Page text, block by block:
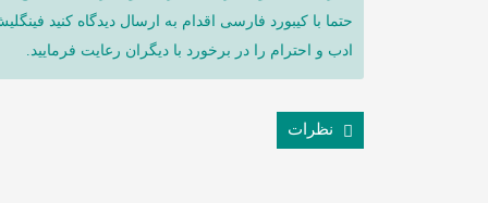
حتما با کیبورد فارسی اقدام به ارسال دیدگاه کنید
ادب و احترام را در برخورد با دیگران رعایت فرمایید.
نظرات